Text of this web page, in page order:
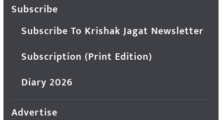
Subscribe
Subscribe To Krishak Jagat Newsletter
Subscription (Print Edition)
Diary 2026
Advertise